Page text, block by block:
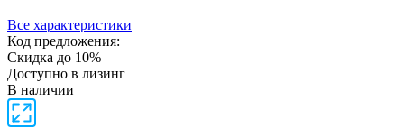
Все характеристики
Код предложения:
Скидка до 10%
Доступно в лизинг
В наличии